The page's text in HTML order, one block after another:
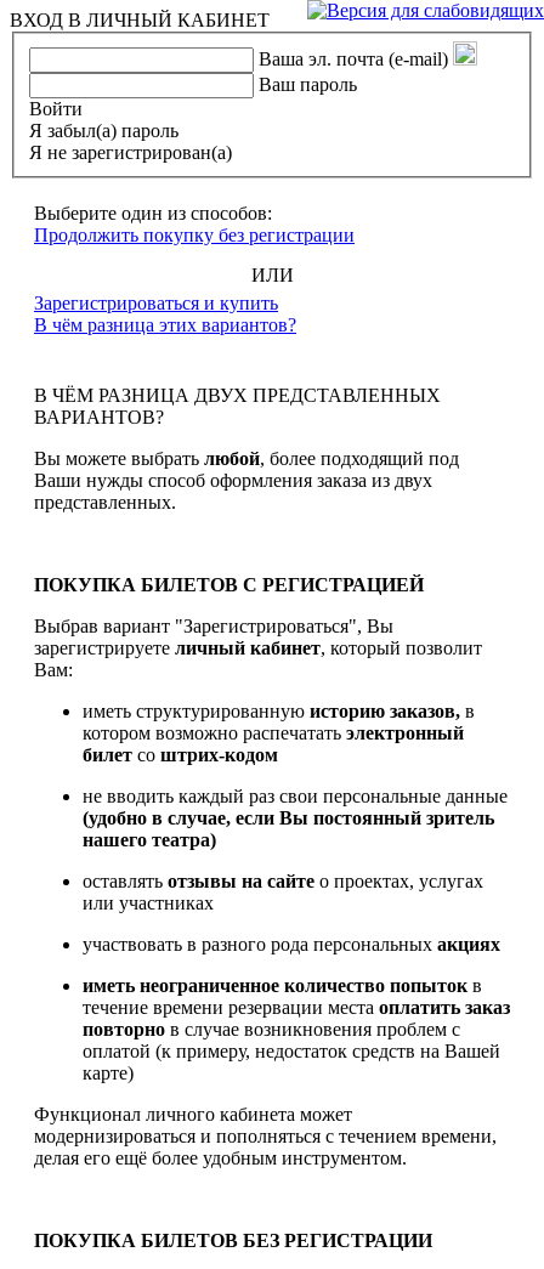
ВХОД В ЛИЧНЫЙ КАБИНЕТ
Ваша эл. почта (e-mail)
Ваш пароль
Войти
Я забыл(а) пароль
Я не зарегистрирован(а)
Выберите один из способов:
Продолжить покупку без регистрации
ИЛИ
Зарегистрироваться и купить
В чём разница этих вариантов?
В ЧЁМ РАЗНИЦА ДВУХ ПРЕДСТАВЛЕННЫХ
ВАРИАНТОВ?
Вы можете выбрать любой, более подходящий под
Ваши нужды способ оформления заказа из двух
представленных.
ПОКУПКА БИЛЕТОВ С РЕГИСТРАЦИЕЙ
Выбрав вариант "Зарегистрироваться", Вы
зарегистрируете личный кабинет, который позволит
Вам:
иметь структурированную историю заказов, в
котором возможно распечатать электронный
билет со штрих-кодом
не вводить каждый раз свои персональные данные
(удобно в случае, если Вы постоянный зритель
нашего театра)
оставлять отзывы на сайте о проектах, услугах
или участниках
участвовать в разного рода персональных акциях
иметь неограниченное количество попыток в
течение времени резервации места оплатить заказ
повторно в случае возникновения проблем с
оплатой (к примеру, недостаток средств на Вашей
карте)
Функционал личного кабинета может
модернизироваться и пополняться с течением времени,
делая его ещё более удобным инструментом.
ПОКУПКА БИЛЕТОВ БЕЗ РЕГИСТРАЦИИ